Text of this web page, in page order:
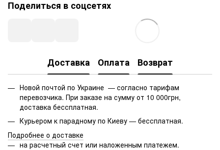
Поделиться в соцсетях
Доставка Оплата Возврат
Новой почтой по Украине — согласно тарифам
перевозчика. При заказе на сумму от 10 000грн,
доставка бессплатная.
Курьером к парадному по Киеву — бессплатная.
Подробнее о доставке
на расчетный счет или наложенным платежем.